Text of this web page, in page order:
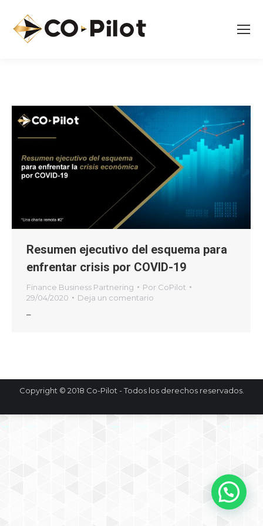
Resumen ejecutivo del esquema para
enfrentar crisis por COVID-19
Finance Business Partnering Por CoPilot
29/04/2020
Deja un comentario
–
Copyright © 2018 Co-Pilot - Todos los derechos reservados.